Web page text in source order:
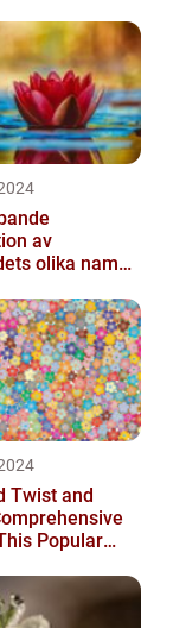
av
olika namn
Twist and
Popular